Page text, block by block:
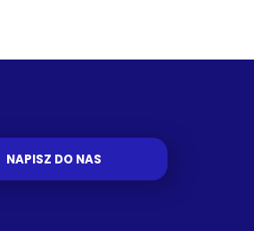
NAPISZ DO NAS